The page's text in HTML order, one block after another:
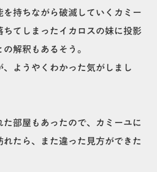
持ちながら破滅していくカミー
ちてしまったイカロスの妹に投影
解釈もあるそう。
ようやくわかった気がしまし
部屋もあったので、カミーユに
たら、また違った見方ができた